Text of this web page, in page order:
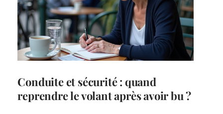
Conduite et sécurité : quand
reprendre le volant après avoir bu ?